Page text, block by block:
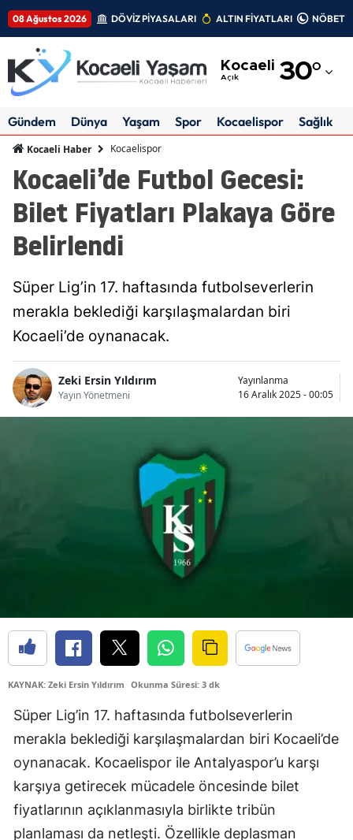
08 Ağustos 2026 DÖVİZ PİYASALARI ALTIN FİYATLARI
Kocaeli
Açık 30°
Adıyaman
Amasya
Ankara
Aydın
Bingöl
Çorum
Denizli
Edirne
Elazığ
Erzincan
Gündem Dünya Yaşam Spor Kocaelispor Sağlık
Kocaeli Haber Kocaelispor
Kocaeli’de Futbol Gecesi:
Bilet Fiyatları Plakaya Göre
Belirlendi
Süper Lig’in 17. haftasında futbolseverlerin
merakla beklediği karşılaşmalardan biri
Kocaeli’de oynanacak.
Zeki Ersin Yıldırım
Yayın Yönetmeni
Yayınlanma
16 Aralık 2025 - 00:05
KAYNAK: Zeki Ersin Yıldırım Okunma Süresi: 3 dk
Süper Lig’in 17. haftasında futbolseverlerin
merakla beklediği karşılaşmalardan biri Kocaeli’de
oynanacak. Kocaelispor ile Antalyaspor’u karşı
karşıya getirecek mücadele öncesinde bilet
fiyatlarının açıklanmasıyla birlikte tribün
planlaması da netleşti. Özellikle deplasman